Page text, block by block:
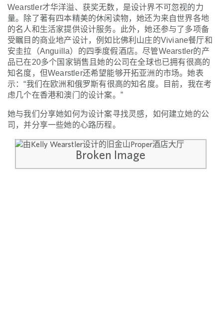
Wearstler才华洋溢、获奖无数，是设计界不可忽视的力
量。除了著有四本精美的休闲读物，她还为来自世界各地
的名人和生活家提供设计服务。此外，她还参与了多项备
受瞩目的商业地产设计，例如比佛利山庄的Viviane餐厅和
安圭拉（Anguilla）的四季度假酒店。尽管Wearstler的产
品已在20多个国家销售且她的公司在全球也已拥有很高的
知名度，但Wearstler还希望能够开拓亚洲的市场。她表
示：“我们在欧洲和俄罗斯有很高的知名度。目前，我在考
虑几个在香港和澳门的设计案。”
她与我们分享她如何为设计案寻找灵感，如何建立她的公
司，并分享一些她的心路历程。